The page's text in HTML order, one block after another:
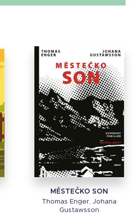
MĚSTEČKO SON
Thomas Enger, Johana
Gustawsson